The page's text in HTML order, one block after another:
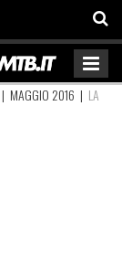
| MAGGIO 2016 | LA